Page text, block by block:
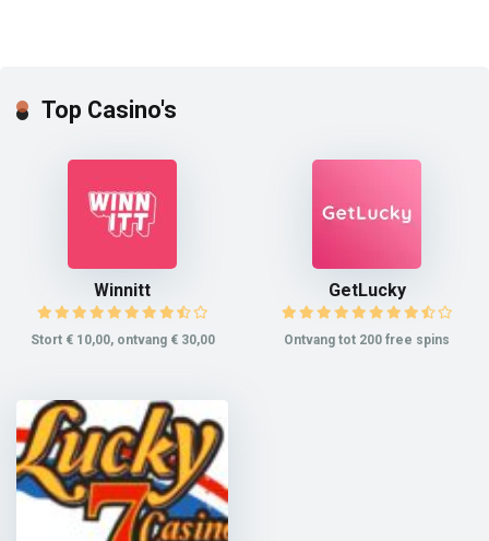
Top Casino's
Winnitt
Stort € 10,00, ontvang € 30,00
GetLucky
Ontvang tot 200 free spins
Lucky 7 Casino